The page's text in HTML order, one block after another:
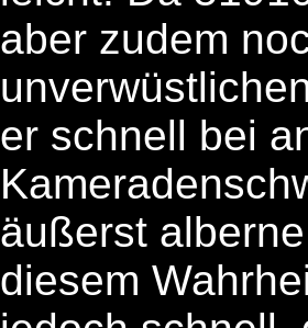
aber zudem
er schnell bei
äußerst
diesem